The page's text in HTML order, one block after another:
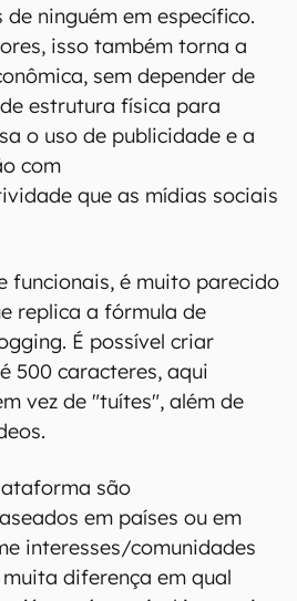
ninguém em específico.
isso também torna a
sem depender de
estrutura física para
o uso de publicidade e a
com
que as mídias sociais
funcionais, é muito parecido
replica a fórmula de
É possível criar
500 caracteres, aqui
vez de "tuítes", além de
são
em países ou em
interesses/comunidades
diferença em qual